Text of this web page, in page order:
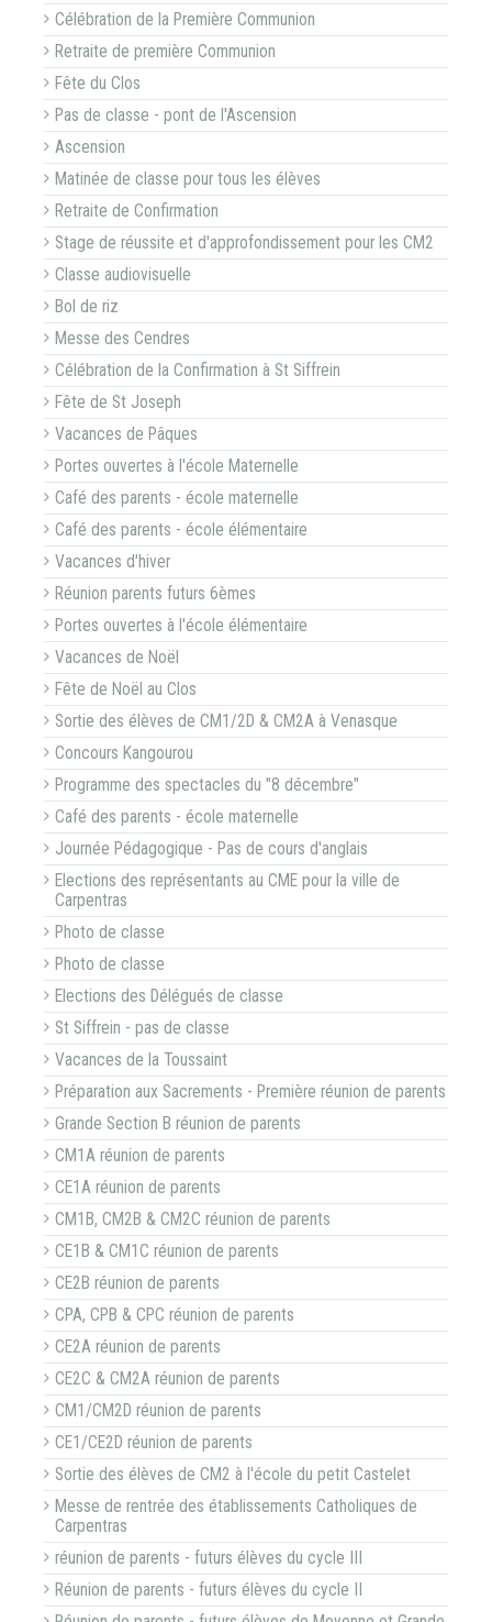
Célébration de la Première Communion
Retraite de première Communion
Fête du Clos
Pas de classe - pont de l'Ascension
Ascension
Matinée de classe pour tous les élèves
Retraite de Confirmation
Stage de réussite et d'approfondissement pour les CM2
Classe audiovisuelle
Bol de riz
Messe des Cendres
Célébration de la Confirmation à St Siffrein
Fête de St Joseph
Vacances de Pâques
Portes ouvertes à l'école Maternelle
Café des parents - école maternelle
Café des parents - école élémentaire
Vacances d'hiver
Réunion parents futurs 6èmes
Portes ouvertes à l'école élémentaire
Vacances de Noël
Fête de Noël au Clos
Sortie des élèves de CM1/2D & CM2A à Venasque
Concours Kangourou
Programme des spectacles du "8 décembre"
Café des parents - école maternelle
Journée Pédagogique - Pas de cours d'anglais
Elections des représentants au CME pour la ville de
Carpentras
Photo de classe
Photo de classe
Elections des Délégués de classe
St Siffrein - pas de classe
Vacances de la Toussaint
Préparation aux Sacrements - Première réunion de parents
Grande Section B réunion de parents
CM1A réunion de parents
CE1A réunion de parents
CM1B, CM2B & CM2C réunion de parents
CE1B & CM1C réunion de parents
CE2B réunion de parents
CPA, CPB & CPC réunion de parents
CE2A réunion de parents
CE2C & CM2A réunion de parents
CM1/CM2D réunion de parents
CE1/CE2D réunion de parents
Sortie des élèves de CM2 à l'école du petit Castelet
Messe de rentrée des établissements Catholiques de
Carpentras
réunion de parents - futurs élèves du cycle III
Réunion de parents - futurs élèves du cycle II